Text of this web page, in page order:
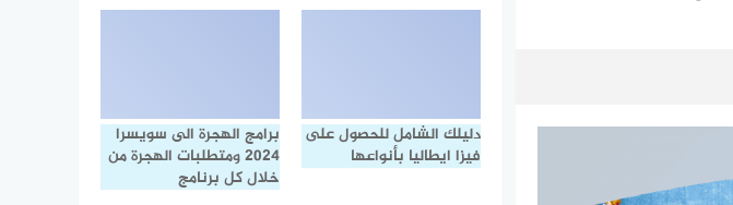
دليلك الشامل للحصول على
فيزا ايطاليا بأنواعها
برامج الهجرة الى سويسرا
2024 ومتطلبات الهجرة من
خلال كل برنامج